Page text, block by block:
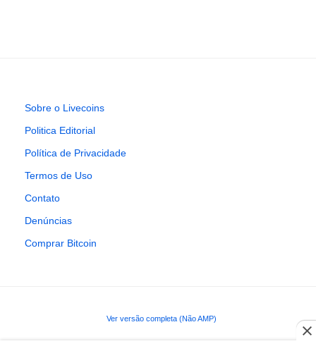
Sobre o Livecoins
Politica Editorial
Política de Privacidade
Termos de Uso
Contato
Denúncias
Comprar Bitcoin
Ver versão completa (Não AMP)